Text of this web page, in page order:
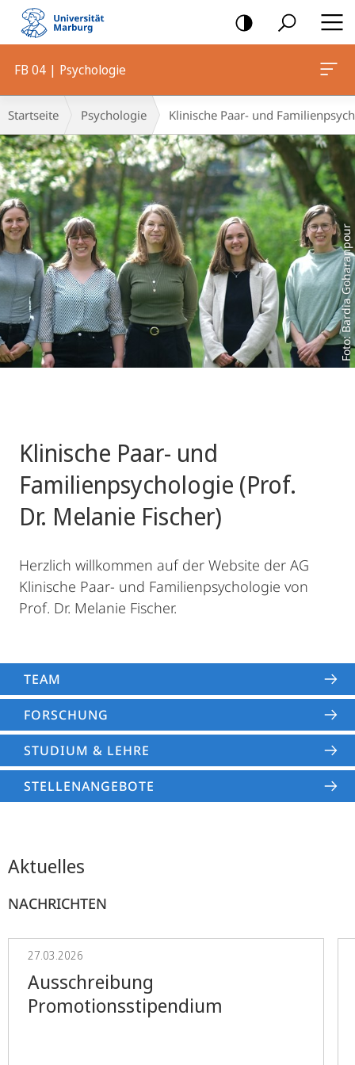
Mobile-
Navigation
FB 04 | Psychologie
Hauptinhalt
Breadcrumb-
Navigation
Startseite Psychologie Klinische Paar- und
Foto: Bardia Goharanpour
Klinische Paar- und
Familienpsychologie (Prof.
Dr. Melanie Fischer)
Herzlich willkommen auf der Website der AG
Klinische Paar- und Familienpsychologie von
Prof. Dr. Melanie Fischer.
TEAM
FORSCHUNG
STUDIUM & LEHRE
STELLENANGEBOTE
Aktuelles
NACHRICHTEN
27.03.2026
Ausschreibung
Promotionsstipendium